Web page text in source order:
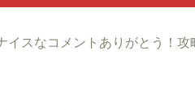
イスなコメントありがとう！攻